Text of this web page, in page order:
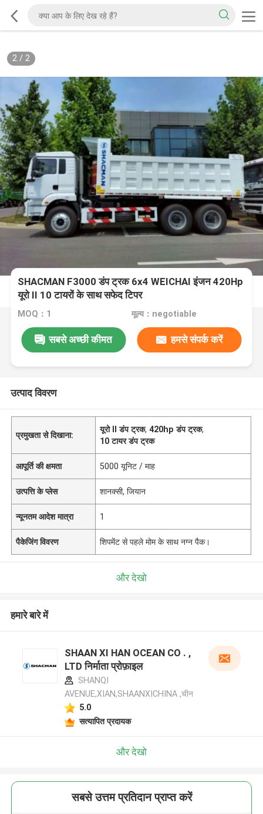
2/ 2
SHACMAN F3000 डंप ट्रक 6x4 WEICHAI इंजन 420Hp
यूरो II 10 टायरों के साथ सफेद टिपर
MOQ：1 मूल्य：negotiable
सबसे अच्छी कीमत हमसे संपर्क करें
उत्पाद विवरण
प्रमुखता से दिखाना:
यूरो II डंप ट्रक,420hp डंप ट्रक,
10 टायर डंप ट्रक
आपूर्ति की क्षमता 5000 यूनिट / माह
उत्पत्ति के प्लेस शानक्सी, जियान
न्यूनतम आदेश मात्रा 1
पैकेजिंग विवरण शिपमेंट से पहले मोम के साथ नग्न पैक।
और देखो
हमारे बारे में
SHAAN XI HAN OCEAN CO . ,
LTD निर्माता प्रोफ़ाइल
SHANQI
AVENUE,XIAN,SHAANXICHINA ,चीन
5.0
सत्यापित प्रदायक
और देखो
सबसे उत्तम प्रतिदान प्राप्त करें